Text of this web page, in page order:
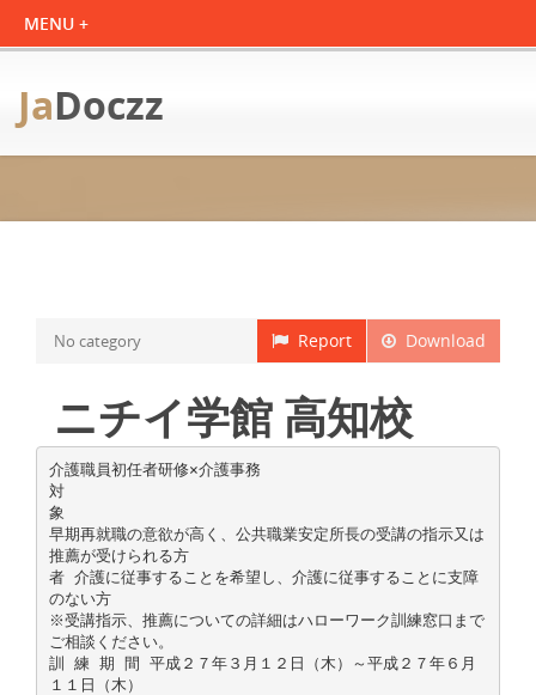
JaDoczz
Download
Report
No category
ニチイ学館 高知校
介護職員初任者研修×介護事務
対
象
早期再就職の意欲が高く、公共職業安定所長の受講の指示又は
推薦が受けられる方
者 介護に従事することを希望し、介護に従事することに支障
のない方
※受講指示、推薦についての詳細はハローワーク訓練窓口まで
ご相談ください。
訓 練 期 間 平成２７年３月１２日（木）～平成２７年６月
１１日（木）